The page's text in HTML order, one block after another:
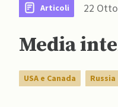
Articoli 22
Media
USA e Canada Russia